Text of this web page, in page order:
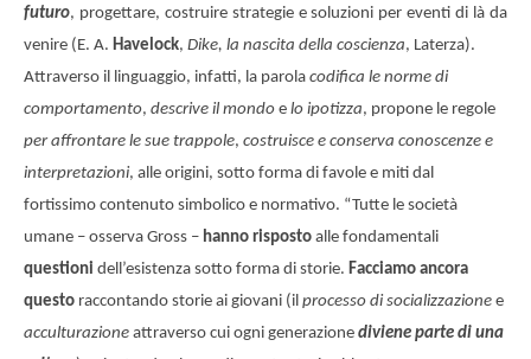
futuro, progettare, costruire strategie e soluzioni per eventi di là da
venire (E. A. Havelock, Dike, la nascita della coscienza, Laterza).
Attraverso il linguaggio, infatti, la parola codifica le norme di
comportamento, descrive il mondo e lo ipotizza, propone le regole
per affrontare le sue trappole, costruisce e conserva conoscenze e
interpretazioni, alle origini, sotto forma di favole e miti dal
fortissimo contenuto simbolico e normativo. “Tutte le società
umane – osserva Gross – hanno risposto alle fondamentali
questioni dell’esistenza sotto forma di storie. Facciamo ancora
questo raccontando storie ai giovani (il processo di socializzazione e
acculturazione attraverso cui ogni generazione diviene parte di una